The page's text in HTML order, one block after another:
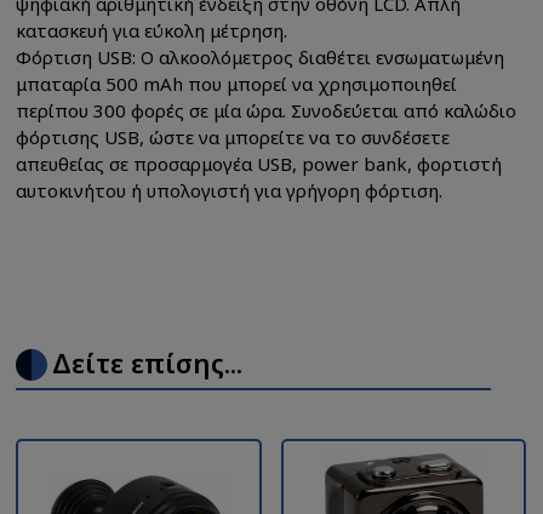
κατασκευή για εύκολη μέτρηση.
Φόρτιση USB: Ο αλκοολόμετρος διαθέτει ενσωματωμένη
μπαταρία 500 mAh που μπορεί να χρησιμοποιηθεί
περίπου 300 φορές σε μία ώρα. Συνοδεύεται από καλώδιο
φόρτισης USB, ώστε να μπορείτε να το συνδέσετε
απευθείας σε προσαρμογέα USB, power bank, φορτιστή
αυτοκινήτου ή υπολογιστή για γρήγορη φόρτιση.
Δείτε επίσης...